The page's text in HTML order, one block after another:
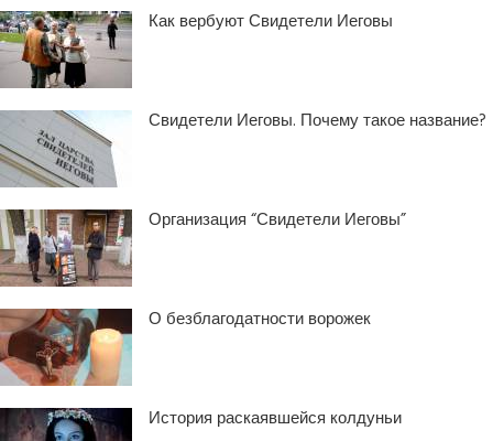
Как вербуют Свидетели Иеговы
Свидетели Иеговы. Почему такое название?
Организация “Свидетели Иеговы”
О безблагодатности ворожек
История раскаявшейся колдуньи